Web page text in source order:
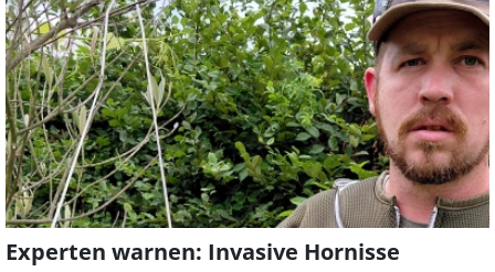
Experten warnen: Invasive Hornisse